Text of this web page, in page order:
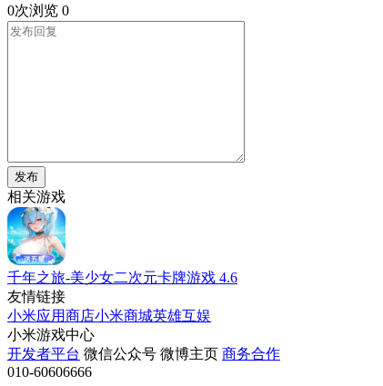
0次浏览 0
发布
相关游戏
千年之旅-美少女二次元卡牌游戏 4.6
友情链接
小米应用商店小米商城英雄互娱
小米游戏中心
开发者平台 微信公众号 微博主页 商务合作
010-60606666